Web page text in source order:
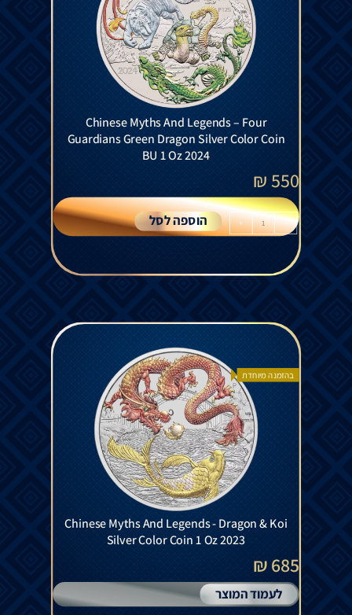
Chinese Myths And Legends – Four
Guardians Green Dragon Silver Color Coin
BU 1 Oz 2024
550
₪
-
+ הוספה לסל
בהזמנה מיוחדת
Chinese Myths And Legends - Dragon & Koi
Silver Color Coin 1 Oz 2023
685 ₪
לעמוד המוצר